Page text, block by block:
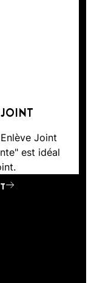
Joint
est idéal